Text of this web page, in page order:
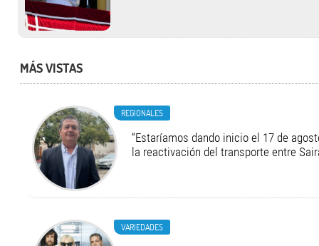
MÁS VISTAS
REGIONALES
“Estaríamos dando inicio el 17 de
la reactivación del transporte entre
VARIEDADES